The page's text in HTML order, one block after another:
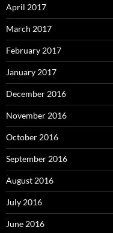
April 2017
March 2017
February 2017
January 2017
December 2016
November 2016
October 2016
September 2016
August 2016
July 2016
June 2016